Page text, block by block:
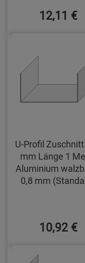
12,11 €
U-Profil
mm Länge 1
Aluminium
0,8 mm
10,92 €